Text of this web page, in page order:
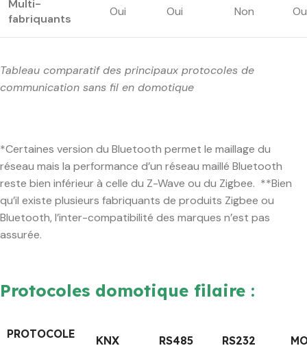
Multi-
fabriquants
Oui Oui Non
Tableau comparatif des principaux protocoles de
communication sans fil en domotique
*Certaines version du Bluetooth permet le maillage du
réseau mais la performance d’un réseau maillé Bluetooth
reste bien inférieur à celle du Z-Wave ou du Zigbee. **Bien
qu’il existe plusieurs fabriquants de produits Zigbee ou
Bluetooth, l’inter-compatibilité des marques n’est pas
assurée.
Protocoles domotique filaire :
PROTOCOLE KNX RS485 RS232